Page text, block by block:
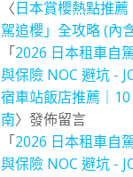
〈日本賞櫻熱點推
駕追櫻」全攻略 (內
「2026 日本租車自
與保險 NOC 避坑 -
宿車站飯店推薦｜
南〉發佈留言
「2026 日本租車自
與保險 NOC 避坑 -